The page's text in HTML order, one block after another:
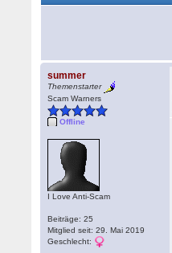
summer
Themenstarter
Scam Warners
Offline
I Love Anti-Scam
Beiträge: 25
Mitglied seit: 29. Mai 2019
Geschlecht: